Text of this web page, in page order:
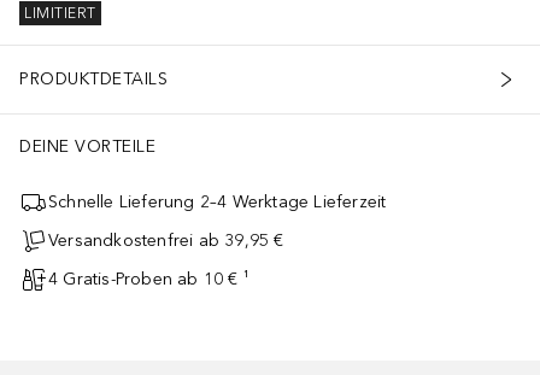
LIMITIERT
PRODUKTDETAILS
DEINE VORTEILE
Schnelle Lieferung 2–4 Werktage Lieferzeit
Versandkostenfrei ab 39,95 €
4 Gratis-Proben ab 10 € ¹